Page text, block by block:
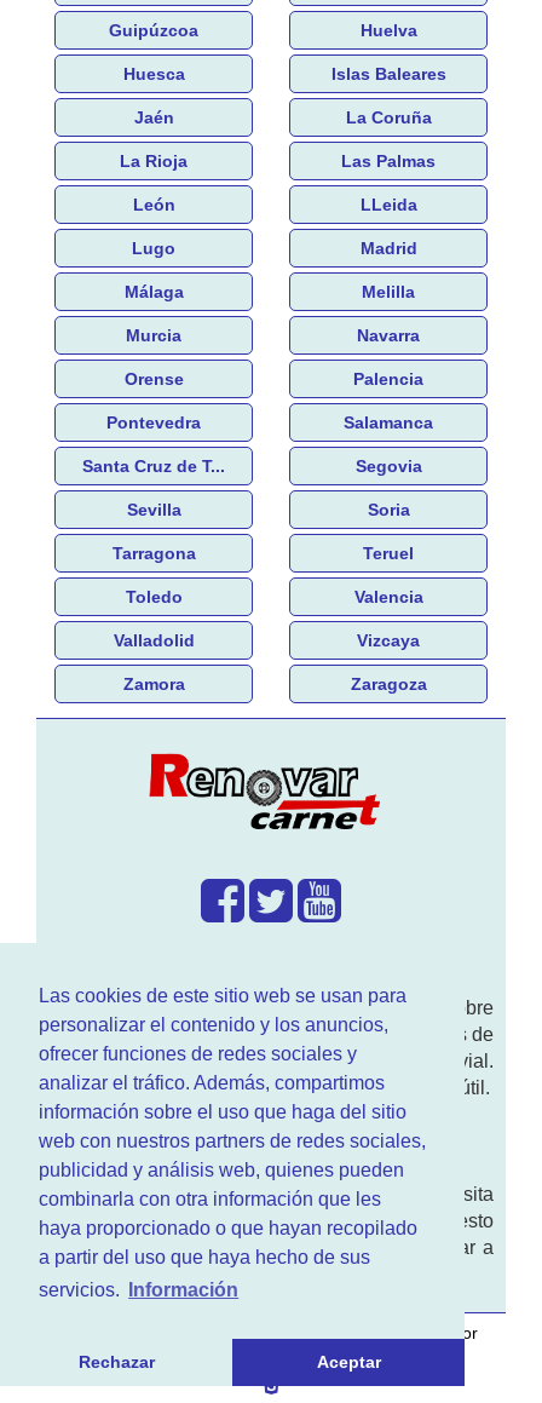
Las cookies de este sitio web se usan para
personalizar el contenido y los anuncios,
ofrecer funciones de redes sociales y
analizar el tráfico. Además, compartimos
información sobre el uso que haga del sitio
web con nuestros partners de redes sociales,
publicidad y análisis web, quienes pueden
combinarla con otra información que les
haya proporcionado o que hayan recopilado
a partir del uso que haya hecho de sus
servicios.
Información
Rechazar Aceptar
Guipúzcoa Huelva
Huesca Islas Baleares
Jaén La Coruña
La Rioja Las Palmas
León LLeida
Lugo Madrid
Málaga Melilla
Murcia Navarra
Orense Palencia
Pontevedra Salamanca
Santa Cruz de T... Segovia
Sevilla Soria
Tarragona Teruel
Toledo Valencia
Valladolid Vizcaya
Zamora Zaragoza
Enwww.RenovarCarnet.comTe contamos sobre
larenovación del permisode conducir, noticias de
actualidad motor y sobre todo seguridad vial.
Ademas tenemos todo tipo de información DGT útil.
¿Quienes somos?
Quieres saber quien mantiene la pagina, visita
nuestrasección de contacto. Aquí tienes nuesto
aviso legal
. Basicamente no queremos engañar a
nadie.
por
.